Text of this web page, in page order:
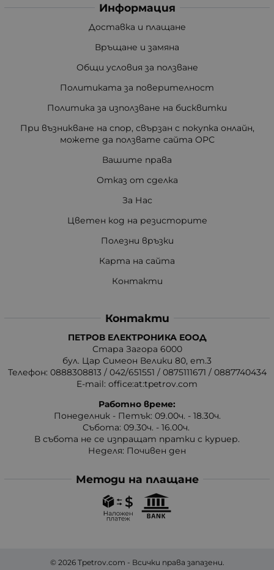
Информация
Доставка и плащане
Връщане и замяна
Общи условия за ползване
Политиката за поверителност
Политика за използване на бисквитки
При възникване на спор, свързан с покупка онлайн,
можете да ползвате сайта ОРС
Вашите права
Отказ от сделка
За Нас
Цветен код на резисторите
Полезни връзки
Карта на сайта
Контакти
Контакти
ПЕТРОВ ЕЛЕКТРОНИКА ЕООД
Стара Загора 6000
бул. Цар Симеон Велики 80, ет.3
Телефон: 0888308813 / 042/651551 / 0875111671 / 0887740434
E-mail: office:at:tpetrov.com
Работно време:
Понеделник - Петък: 09.00ч. - 18.30ч.
Събота: 09.30ч. - 16.00ч.
В събота не се изпращат пратки с куриер.
Неделя: Почивен ден
Методи на плащане
© 2026 Tpetrov.com - Всички права запазени.